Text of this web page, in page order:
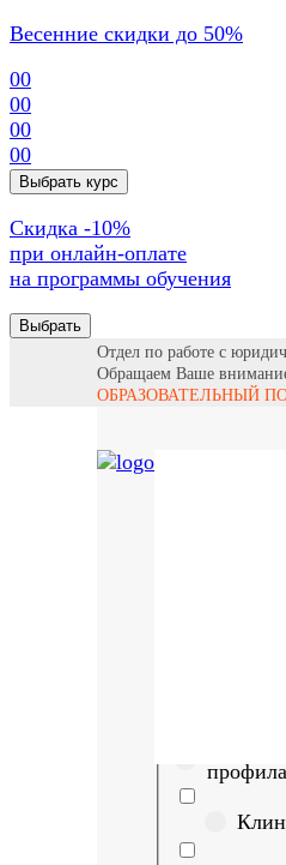
Весенние скидки до 50%
00
00
00
00
Выбрать курс
Cкидка -10%
при онлайн-оплате
на программы обучения
Выбрать
Отдел по работе с
Обращаем Ваше
ОБРАЗОВАТЕЛЬНЫЙ